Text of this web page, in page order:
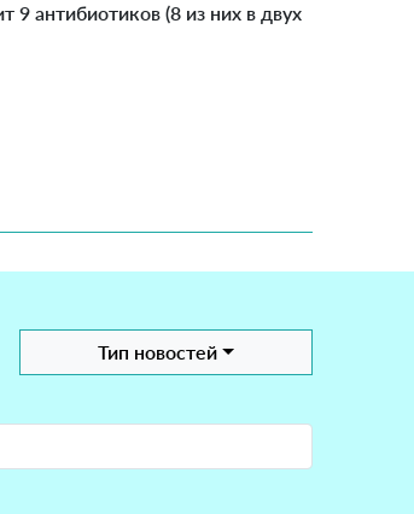
9 антибиотиков (8 из них в двух
Тип новостей